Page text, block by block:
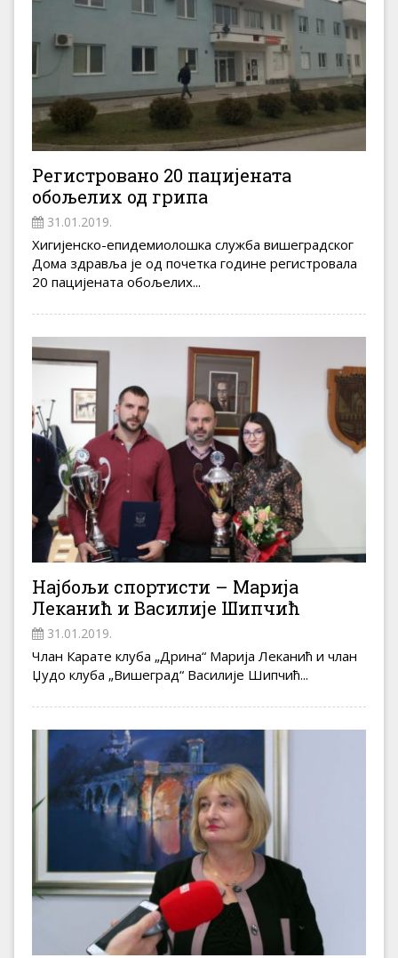
Регистровано 20 пацијената
обољелих од грипа
31.01.2019.
Хигијенско-епидемиолошка служба вишеградског
Дома здравља је од почетка године регистровала
20 пацијената обољелих...
Најбољи спортисти – Марија
Леканић и Василије Шипчић
31.01.2019.
Члан Карате клуба „Дрина“ Марија Леканић и члан
Џудо клуба „Вишеград“ Василије Шипчић...